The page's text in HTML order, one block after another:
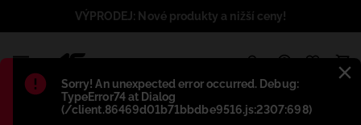
Błąd:
Sorry! An unexpected error occurred. Debug:
TypeError74 at Dialog
(/client.86469d01b71bbdbe9516.js:2307:698)
VÝPRODEJ: Nové produkty a nižší ceny!